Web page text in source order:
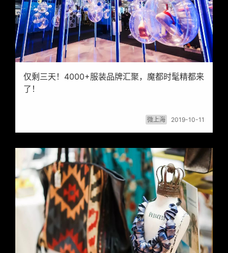
仅剩三天！4000+服装品牌汇聚，魔都时髦精都来
了！
微上海 2019-10-11